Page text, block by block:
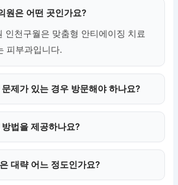
원은 어떤 곳인가요?
인천구월은 맞춤형 안티에이징 치료
피부과입니다.
제가 있는 경우 방문해야 하나요?
법을 제공하나요?
대략 어느 정도인가요?